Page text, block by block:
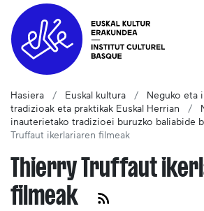
Hasiera Euskal kultura
Neguko eta
tradizioak eta praktikak Euskal Herrian
inauterietako tradizioei buruzko baliabide
Truffaut ikerlariaren filmeak
Thierry Truffaut
filmeak